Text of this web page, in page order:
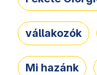
vállakozók
Mi hazánk